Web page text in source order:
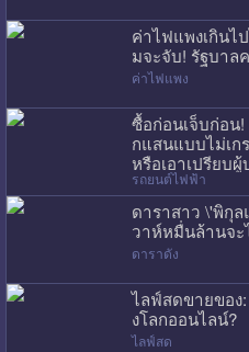
ค่าไฟแพงเกินไ
มจะจับ! รัฐบาล
ค่าไฟแพง
ซื้อก่อนเจ็บก่อน
กแสนแบบไม่เก
หรือเอาเปรียบ
รถยนต์ไฟฟ้า
ดาราสาว \'พิกุล
วาห์หมื่นล้านจ
ดาราดัง
ไลฟ์สดขายของ
งโลกออนไลน์?
ไลฟ์สด